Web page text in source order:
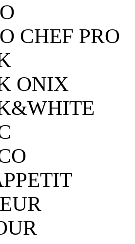
CHEF PRO
ONIX